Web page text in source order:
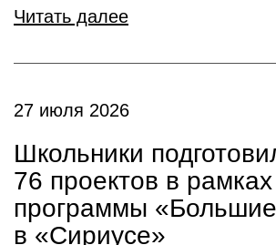
Читать далее
27 июля 2026
Школьники
76 проектов в рамках
программы
в «Сириусе»